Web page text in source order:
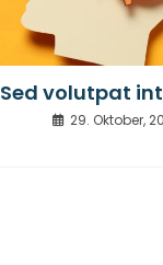
Sed volutpat
29. Oktober,